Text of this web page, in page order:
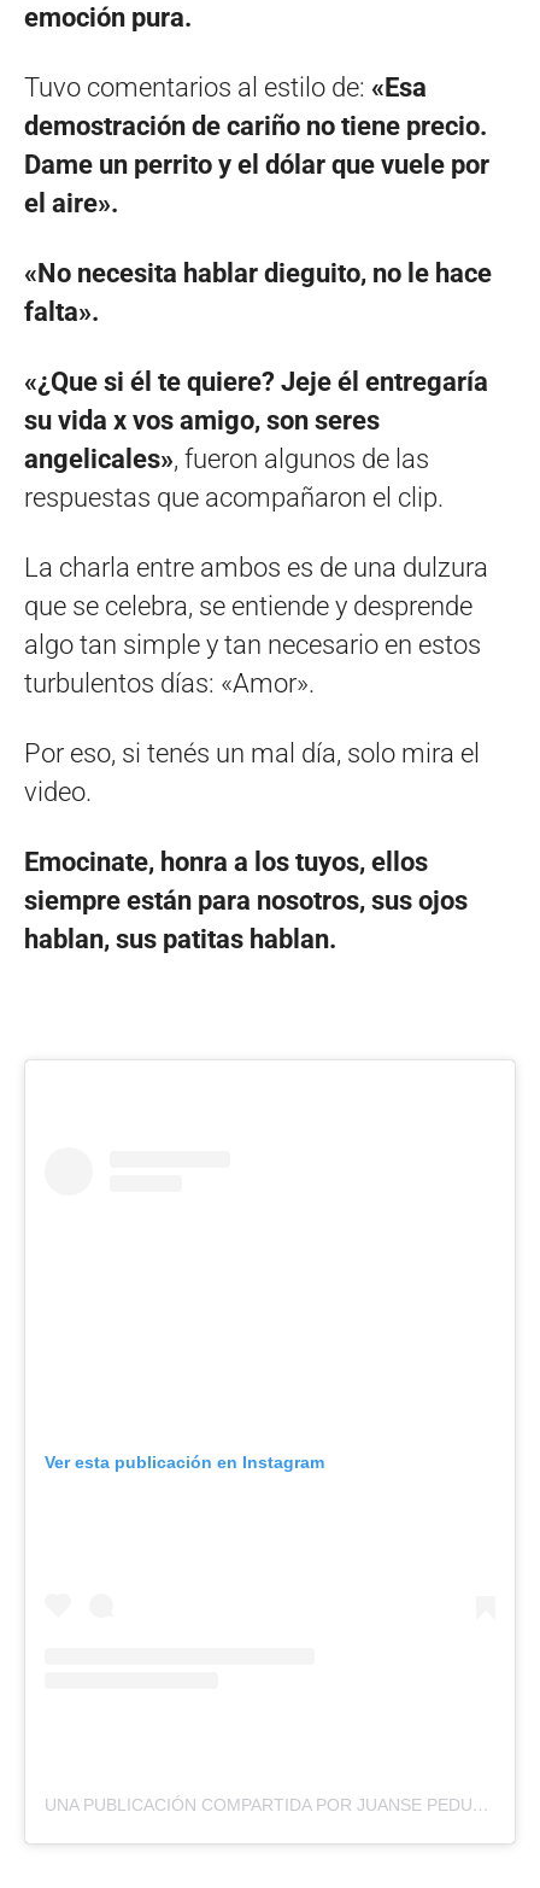
emoción pura.
Tuvo comentarios al estilo de: «Esa
demostración de cariño no tiene precio.
Dame un perrito y el dólar que vuele por
el aire».
«No necesita hablar dieguito, no le hace
falta».
«¿Que si él te quiere? Jeje él entregaría
su vida x vos amigo, son seres
angelicales», fueron algunos de las
respuestas que acompañaron el clip.
La charla entre ambos es de una dulzura
que se celebra, se entiende y desprende
algo tan simple y tan necesario en estos
turbulentos días: «Amor».
Por eso, si tenés un mal día, solo mira el
video.
Emocinate, honra a los tuyos, ellos
siempre están para nosotros, sus ojos
hablan, sus patitas hablan.
Ver esta publicación en Instagram
UNA PUBLICACIÓN COMPARTIDA POR JUANSE PEDUTO (@JUANSEPEDUTO)